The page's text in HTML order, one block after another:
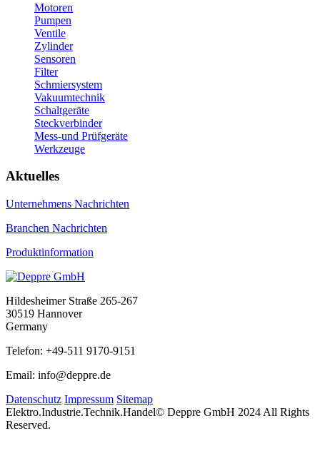
Motoren
Pumpen
Ventile
Zylinder
Sensoren
Filter
Schmiersystem
Vakuumtechnik
Schaltgeräte
Steckverbinder
Mess-und Prüfgeräte
Werkzeuge
Aktuelles
Unternehmens Nachrichten
Branchen Nachrichten
Produktinformation
Hildesheimer Straße 265-267
30519 Hannover
Germany
Telefon: +49-511 9170-9151
Email: info@deppre.de
Datenschutz Impressum Sitemap
Elektro.Industrie.Technik.Handel© Deppre GmbH 2024 All Rights
Reserved.